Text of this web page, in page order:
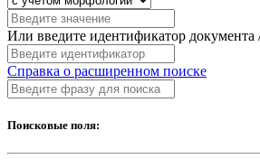
Или введите идентификатор
Справка о расширенном поиске
Поисковые поля: